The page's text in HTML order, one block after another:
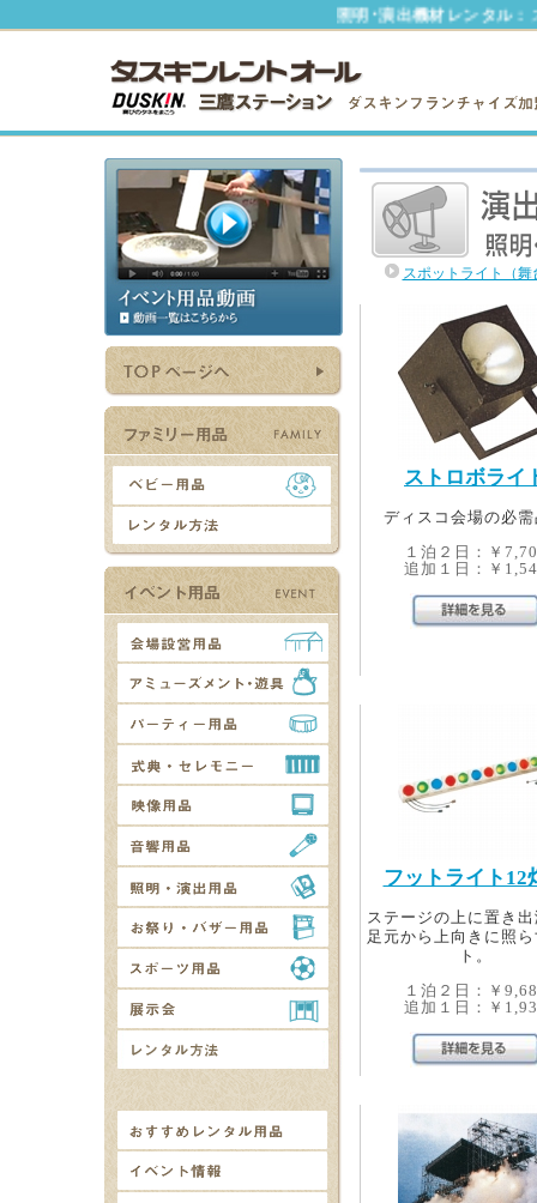
照明･演出機材レンタル：スポ
スポットライト（舞
ストロボライ
ディスコ会場の必
１泊２日：￥
追加１日：￥
フットライト12
ステージの上に置き
足元から上向きに照
ト。
１泊２日：￥
追加１日：￥